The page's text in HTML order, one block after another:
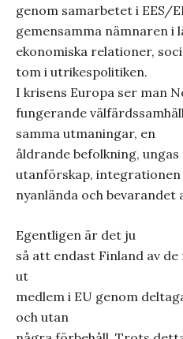
genom samarbetet i EES/
gemensamma nämnaren i
ekonomiska relationer,
tom i utrikespolitiken.
I krisens Europa ser man
fungerande
samma utmaningar, en
åldrande befolkning,
utanförskap, integrationen
nyanlända och bevarandet
Egentligen är det ju
så att endast Finland av
ut
medlem i EU genom
och utan